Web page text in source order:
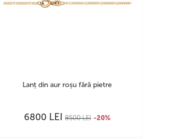
Lanț din aur roșu fără pietre
6800 LEI 8500LEI -20%